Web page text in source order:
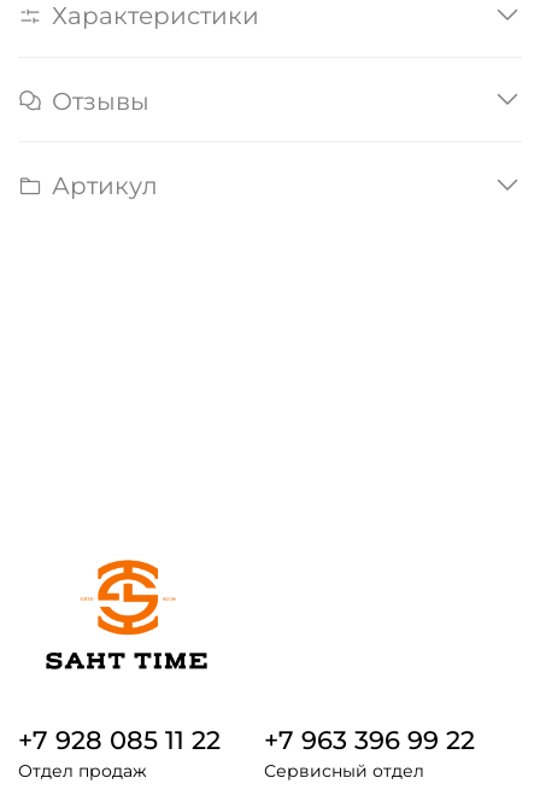
Характеристики
Отзывы
Артикул
+7 928 085 11 22
Отдел продаж
+7 963 396 99 22
Сервисный отдел